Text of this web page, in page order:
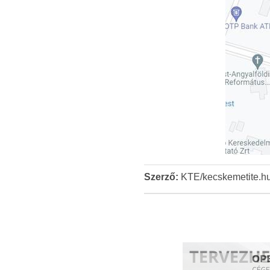
Szerző: KTE/